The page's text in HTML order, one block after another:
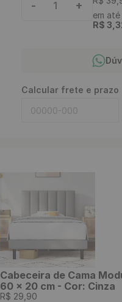
- 1 +
em até
R$ 3
Calcular frete e prazo
Cabeceira de Cama
60 x 20 cm - Cor: Cinza
R$ 29 90